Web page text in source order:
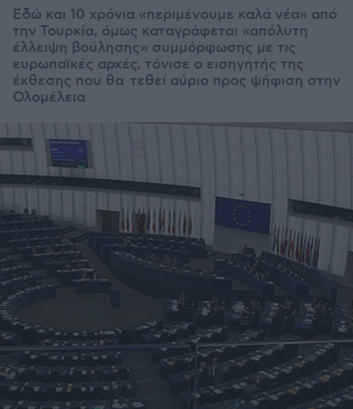
Εδώ και 10 χρόνια «περιμένουμε καλά νέα» από
την Τουρκία, όμως καταγράφεται «απόλυτη
έλλειψη βούλησης» συμμόρφωσης με τις
ευρωπαϊκές αρχές, τόνισε ο εισηγητής της
έκθεσης που θα τεθεί αύριο προς ψήφιση στην
Ολομέλεια